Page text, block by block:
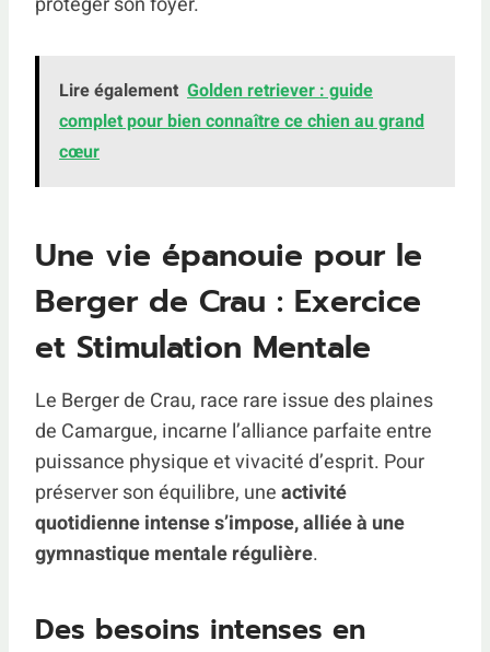
Lire également Golden retriever : guide
complet pour bien connaître ce chien au grand
cœur
Une vie épanouie pour le
Berger de Crau : Exercice
et Stimulation Mentale
Le Berger de Crau, race rare issue des plaines
de Camargue, incarne l’alliance parfaite entre
puissance physique et vivacité d’esprit. Pour
préserver son équilibre, uneactivité
quotidienne intense s’impose, alliée à une
gymnastique mentale régulière.
Des besoins intenses en